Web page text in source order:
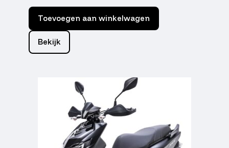
Toevoegen aan winkelwagen
Bekijk